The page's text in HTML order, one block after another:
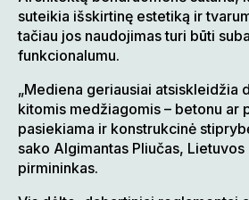
suteikia išskirtinę estetiką ir
tačiau jos naudojimas turi būti
funkcionalumu.
„Mediena geriausiai atsiskleidžia
kitomis medžiagomis – betonu ar
pasiekiama ir konstrukcinė
sako Algimantas Pliučas,
pirmininkas.